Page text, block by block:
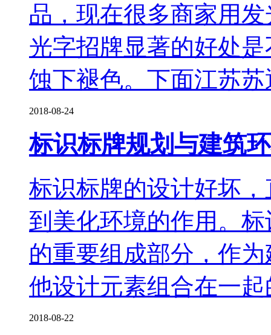
品，现在很多商家用
光字招牌显著的好处
蚀下褪色。下面江苏苏
2018-08-24
标识标牌规划与建筑
标识标牌的设计好坏
到美化环境的作用。
的重要组成部分，作
他设计元素组合在一起
2018-08-22